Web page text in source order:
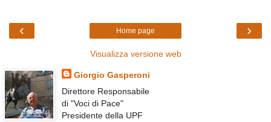
‹ ›
Home page
Visualizza versione web
Giorgio Gasperoni
Direttore Responsabile
di "Voci di Pace"
Presidente della UPF